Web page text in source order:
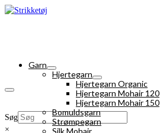
Søg
×
Garn
Hjertegarn
Hjertegarn Organic
Hjertegarn Mohair 120
Hjertegarn Mohair 150
Bomuldsgarn
Strømpegarn
Silk Mohair